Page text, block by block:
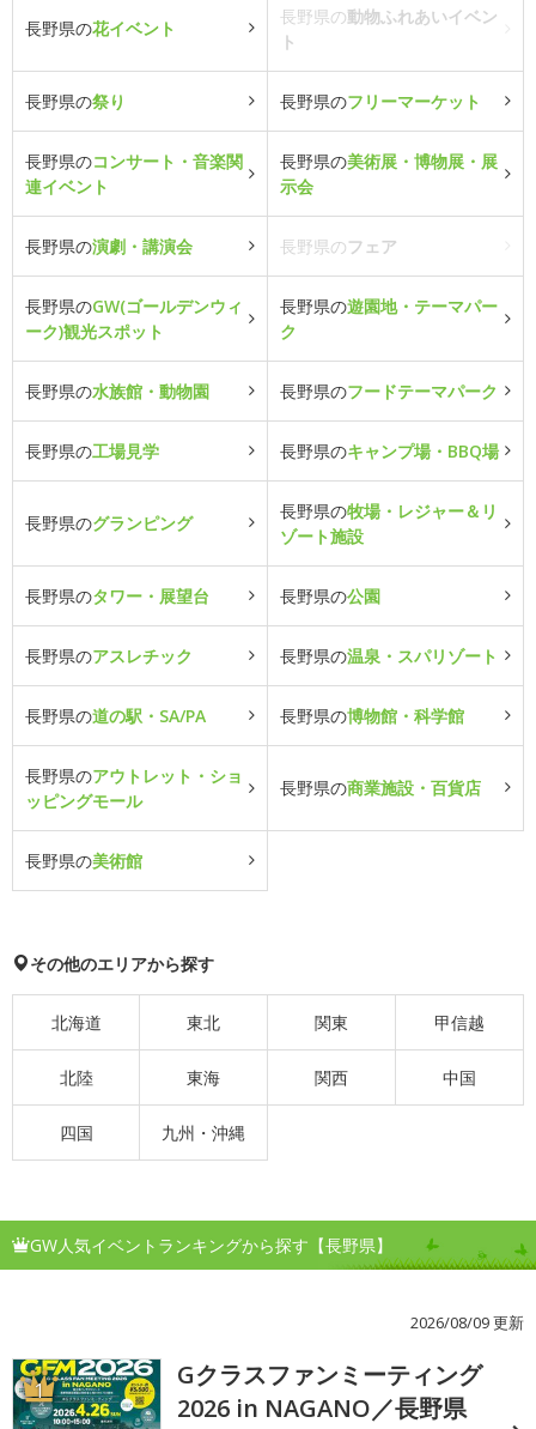
長野県の花イベント
長野県の動物ふれあいイベン
ト
長野県の祭り 長野県のフリーマーケット
長野県のコンサート・音楽関
連イベント
長野県の美術展・博物展・展
示会
長野県の演劇・講演会 長野県のフェア
長野県のGW(ゴールデンウィ
ーク)観光スポット
長野県の遊園地・テーマパー
ク
長野県の水族館・動物園 長野県のフードテーマパーク
長野県の工場見学 長野県のキャンプ場・BBQ場
長野県のグランピング
長野県の牧場・レジャー＆リ
ゾート施設
長野県のタワー・展望台 長野県の公園
長野県のアスレチック 長野県の温泉・スパリゾート
長野県の道の駅・SA/PA 長野県の博物館・科学館
長野県のアウトレット・ショ
ッピングモール
長野県の商業施設・百貨店
長野県の美術館
その他のエリアから探す
北海道 東北 関東 甲信越
北陸 東海 関西 中国
四国 九州・沖縄
GW人気イベントランキングから探す【長野県】
2026/08/09 更新
1
Gクラスファンミーティング
2026 in NAGANO／長野県